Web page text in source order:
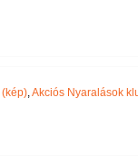
(kép),Akciós Nyaralások